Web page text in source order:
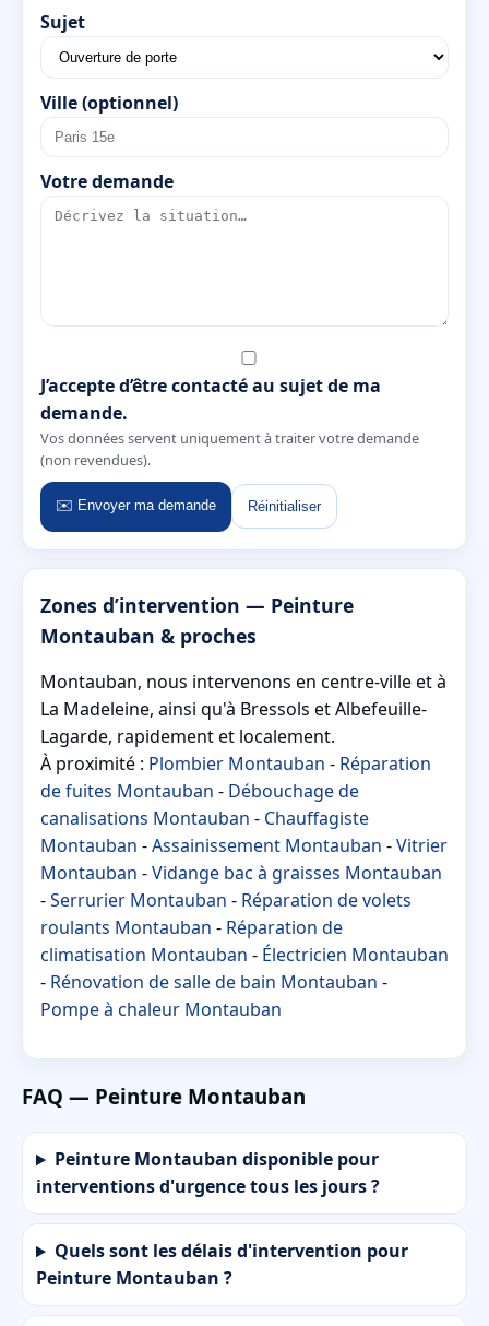
Sujet
Ville (optionnel)
Votre demande
J’accepte d’être contacté au sujet de ma
demande.
Vos données servent uniquement à traiter votre demande
(non revendues).
✉️ Envoyer ma demande Réinitialiser
Zones d’intervention — Peinture
Montauban & proches
Montauban, nous intervenons en centre-ville et à
La Madeleine, ainsi qu'à Bressols et Albefeuille-
Lagarde, rapidement et localement.
À proximité : Plombier Montauban - Réparation
de fuites Montauban - Débouchage de
canalisations Montauban - Chauffagiste
Montauban -Assainissement Montauban -Vitrier
Montauban -Vidange bac à graisses Montauban
-Serrurier Montauban - Réparation de volets
roulants Montauban - Réparation de
climatisation Montauban - Électricien Montauban
- Rénovation de salle de bain Montauban -
Pompe à chaleur Montauban
FAQ — Peinture Montauban
Peinture Montauban disponible pour
interventions d'urgence tous les jours ?
Quels sont les délais d'intervention pour
Peinture Montauban ?